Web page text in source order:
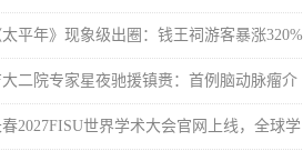
平年》现象级出圈：钱王祠游客暴涨320%
二院专家星夜驰援镇赉：首例脑动脉瘤介
2027FISU世界学术大会官网上线，全球学